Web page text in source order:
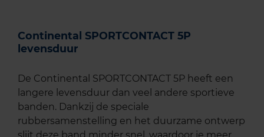
Continental SPORTCONTACT 5P
levensduur
De Continental SPORTCONTACT 5P heeft een
langere levensduur dan veel andere sportieve
banden. Dankzij de speciale
rubbersamenstelling en het duurzame ontwerp